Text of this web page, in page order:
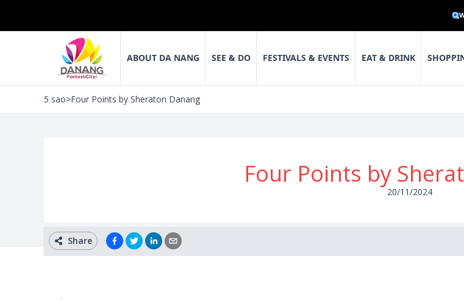
ABOUT DA NANG SEE & DO FESTIVALS & EVENTS EAT & DRINK
5 sao>Four Points by Sheraton Danang
Four Points by
20/11/2024
Share